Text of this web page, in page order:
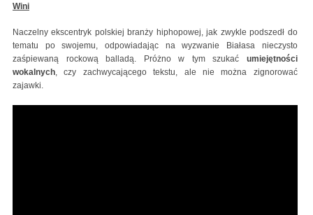
Wini
Naczelny ekscentryk polskiej branży hiphopowej, jak zwykle podszedł do
tematu po swojemu, odpowiadając na wyzwanie Białasa nieczysto
zaśpiewaną rockową balladą. Próżno w tym szukać umiejętności
wokalnych, czy zachwycającego tekstu, ale nie można zignorować
zajawki.